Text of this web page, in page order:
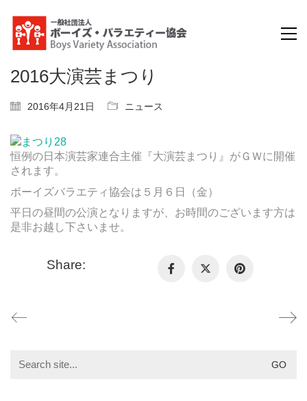
2016大演芸まつり
2016年4月21日 ニュース
恒例の日本演芸家連合主催『大演芸まつり』がＧＷに開催
されます。
ボーイズバラエティ協会は５月６日（金）
平日の昼間の公演となりますが、お時間のございます方は
是非お越し下さいませ。
Share:
for: